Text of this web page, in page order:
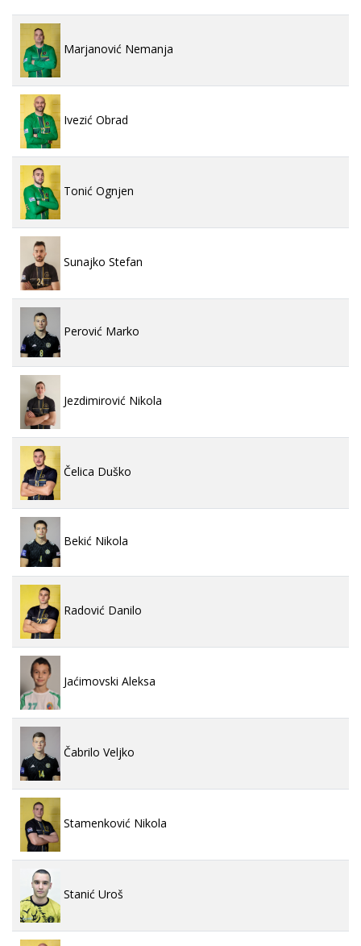
Marjanović Nemanja
Ivezić Obrad
Tonić Ognjen
Sunajko Stefan
Perović Marko
Jezdimirović Nikola
Čelica Duško
Bekić Nikola
Radović Danilo
Jaćimovski Aleksa
Čabrilo Veljko
Stamenković Nikola
Stanić Uroš